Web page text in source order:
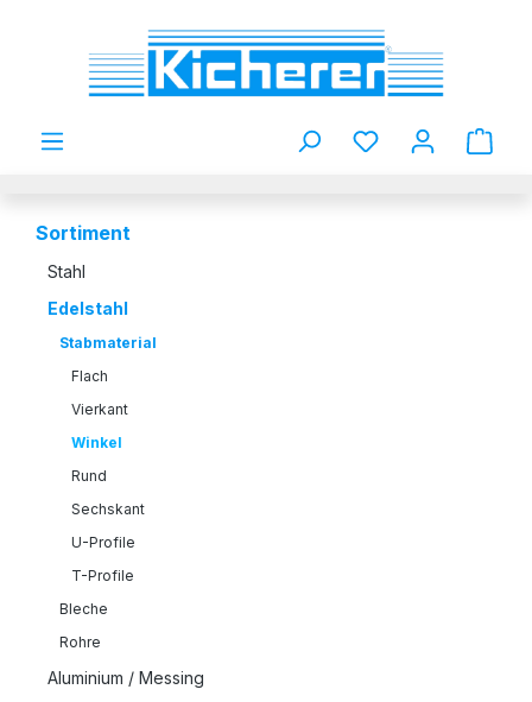
Zum Hauptinhalt springen
Du hast 0
Sortiment
Stahl
Edelstahl
Stabmaterial
Flach
Vierkant
Winkel
Rund
Sechskant
U-Profile
T-Profile
Bleche
Rohre
Aluminium / Messing